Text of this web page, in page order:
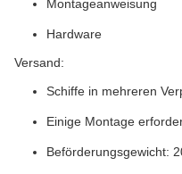
Montageanweisung
Hardware
Versand:
Schiffe in mehreren
Einige Montage
Beförderungsgewicht: